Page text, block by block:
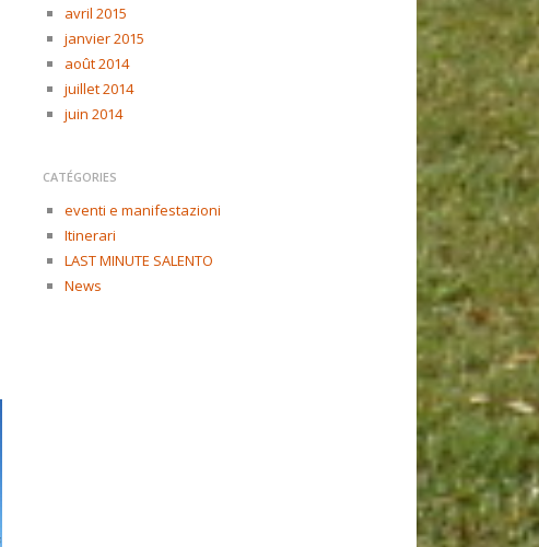
avril 2015
janvier 2015
août 2014
juillet 2014
juin 2014
CATÉGORIES
eventi e manifestazioni
Itinerari
LAST MINUTE SALENTO
News